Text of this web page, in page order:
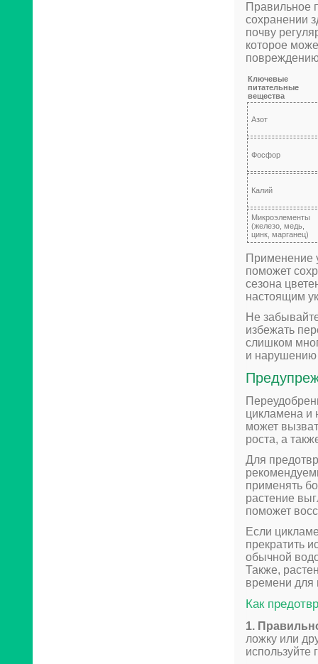
Правильное
сохранении
почву
которое
Ключевые
питательные
вещества
Азот
Фосфор
Калий
Микроэлементы
(железо, медь,
цинк, марганец)
Применение
поможет
сезона
настоящим
Не
избежать
слишком
и нарушению
цикламена и
может
роста, а
Для
применять
растение
поможет
Если
прекратить
обычной
Также,
времени для
Как
1.
ложку или
используйте